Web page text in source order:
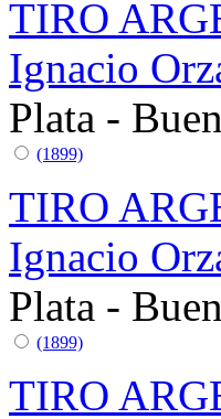
TIRO
Ignacio
Plata -
(1899)
TIRO
Ignacio
Plata -
(1899)
TIRO